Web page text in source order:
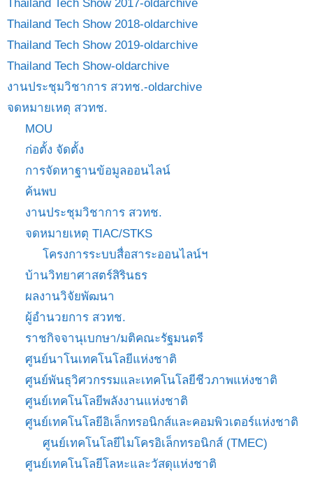
Thailand Tech Show 2017-oldarchive
Thailand Tech Show 2018-oldarchive
Thailand Tech Show 2019-oldarchive
Thailand Tech Show-oldarchive
งานประชุมวิชาการ สวทช.-oldarchive
จดหมายเหตุ สวทช.
MOU
ก่อตั้ง จัดตั้ง
การจัดหาฐานข้อมูลออนไลน์
ค้นพบ
งานประชุมวิชาการ สวทช.
จดหมายเหตุ TIAC/STKS
โครงการระบบสื่อสาระออนไลน์ฯ
บ้านวิทยาศาสตร์สิรินธร
ผลงานวิจัยพัฒนา
ผู้อำนวยการ สวทช.
ราชกิจจานุเบกษา/มติคณะรัฐมนตรี
ศูนย์นาโนเทคโนโลยีแห่งชาติ
ศูนย์พันธุวิศวกรรมและเทคโนโลยีชีวภาพแห่งชาติ
ศูนย์เทคโนโลยีพลังงานแห่งชาติ
ศูนย์เทคโนโลยีอิเล็กทรอนิกส์และคอมพิวเตอร์แห่งชาติ
ศูนย์เทคโนโลยีไมโครอิเล็กทรอนิกส์ (TMEC)
ศูนย์เทคโนโลยีโลหะและวัสดุแห่งชาติ